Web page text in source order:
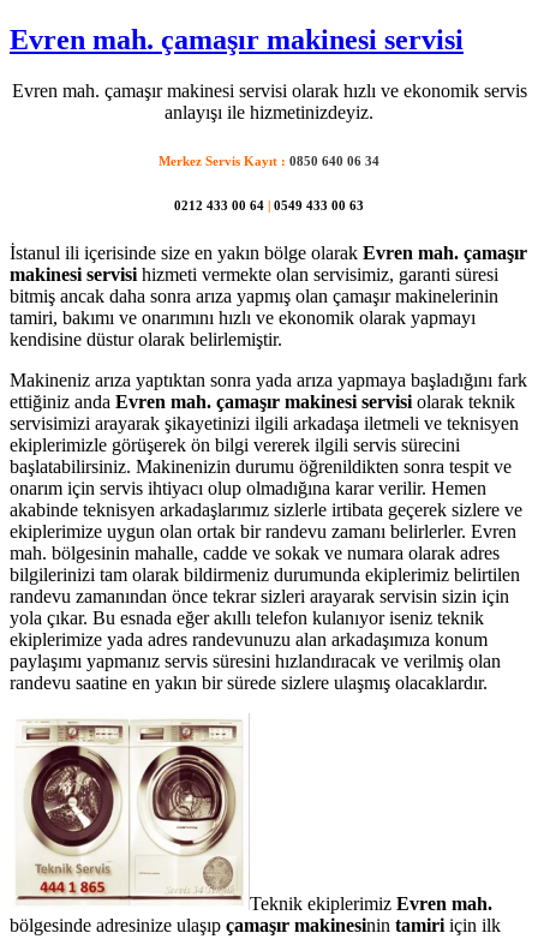
Evren mah. çamaşır makinesi servisi
Evren mah. çamaşır makinesi servisi olarak hızlı ve ekonomik servis
anlayışı ile hizmetinizdeyiz.
Merkez Servis Kayıt : 0850 640 06 34
0212 433 00 64 | 0549 433 00 63
İstanul ili içerisinde size en yakın bölge olarak Evren mah. çamaşır
makinesi servisi hizmeti vermekte olan servisimiz, garanti süresi
bitmiş ancak daha sonra arıza yapmış olan çamaşır makinelerinin
tamiri, bakımı ve onarımını hızlı ve ekonomik olarak yapmayı
kendisine düstur olarak belirlemiştir.
Makineniz arıza yaptıktan sonra yada arıza yapmaya başladığını fark
ettiğiniz anda Evren mah. çamaşır makinesi servisi olarak teknik
servisimizi arayarak şikayetinizi ilgili arkadaşa iletmeli ve teknisyen
ekiplerimizle görüşerek ön bilgi vererek ilgili servis sürecini
başlatabilirsiniz. Makinenizin durumu öğrenildikten sonra tespit ve
onarım için servis ihtiyacı olup olmadığına karar verilir. Hemen
akabinde teknisyen arkadaşlarımız sizlerle irtibata geçerek sizlere ve
ekiplerimize uygun olan ortak bir randevu zamanı belirlerler. Evren
mah. bölgesinin mahalle, cadde ve sokak ve numara olarak adres
bilgilerinizi tam olarak bildirmeniz durumunda ekiplerimiz belirtilen
randevu zamanından önce tekrar sizleri arayarak servisin sizin için
yola çıkar. Bu esnada eğer akıllı telefon kulanıyor iseniz teknik
ekiplerimize yada adres randevunuzu alan arkadaşımıza konum
paylaşımı yapmanız servis süresini hızlandıracak ve verilmiş olan
randevu saatine en yakın bir sürede sizlere ulaşmış olacaklardır.
Teknik ekiplerimiz Evren mah.
bölgesinde adresinize ulaşıp çamaşır makinesinin tamiri için ilk